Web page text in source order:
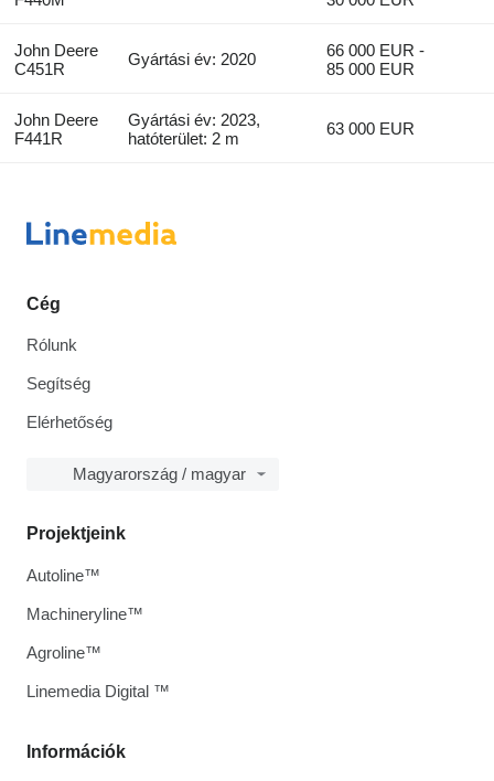
John Deere
C451R
Gyártási év: 2020
66 000 EUR -
85 000 EUR
John Deere
F441R
Gyártási év: 2023,
hatóterület: 2 m
63 000 EUR
Cég
Rólunk
Segítség
Elérhetőség
Magyarország / magyar
Információk
Projektjeink
Autoline™
Machineryline™
Agroline™
Linemedia Digital ™